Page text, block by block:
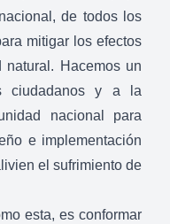
de todos los
mitigar los efectos
natural. Hacemos un
ciudadanos y a la
nacional para
e implementación
el sufrimiento de
esta, es conformar